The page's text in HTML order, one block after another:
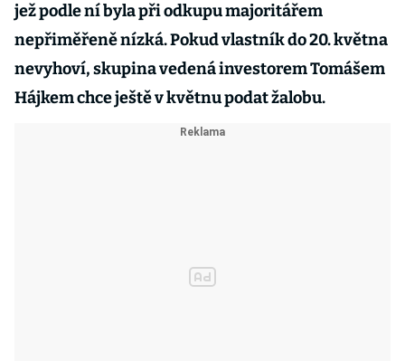
jež podle ní byla při odkupu majoritářem
nepřiměřeně nízká. Pokud vlastník do 20. května
nevyhoví, skupina vedená investorem Tomášem
Hájkem chce ještě v květnu podat žalobu.